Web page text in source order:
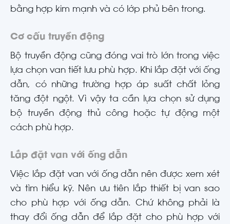
bằng hợp kim mạnh và có lớp phủ bên trong.
Cơ cấu truyền động
Bộ truyền động cũng đóng vai trò lớn trong việc
lựa chọn van tiết lưu phù hợp. Khi lắp đặt với ống
dẫn, có những trường hợp áp suất chất lỏng
tăng đột ngột. Vì vậy ta cần lựa chọn sử dụng
bộ truyền động thủ công hoặc tự động một
cách phù hợp.
Lắp đặt van với ống dẫn
Việc lắp đặt van với ống dẫn nên được xem xét
và tìm hiểu kỹ. Nên ưu tiên lắp thiết bị van sao
cho phù hợp với ống dẫn. Chứ không phải là
thay đổi ống dẫn để lắp đặt cho phù hợp với